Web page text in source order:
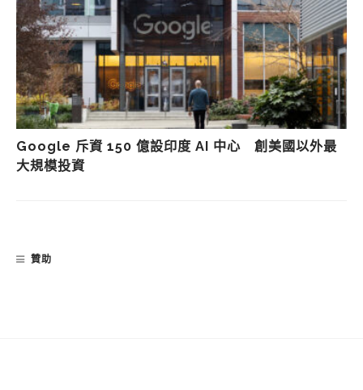
Google 斥資 150 億設印度 AI 中心 創美國以外最
大規模投資
贊助